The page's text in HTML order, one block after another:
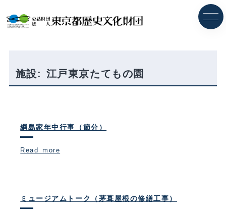
施設: 江戸東京たてもの園
綱島家年中行事（節分）
Read more
ミュージアムトーク（茅葺屋根の修繕工事）